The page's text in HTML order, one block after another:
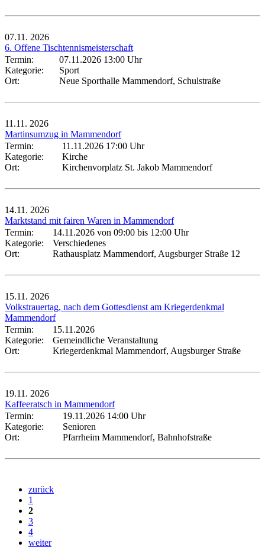
07.11. 2026
6. Offene Tischtennismeisterschaft
Termin:
07.11.2026 13:00 Uhr
Kategorie:
Sport
Ort:
Neue Sporthalle Mammendorf, Schulstraße
11.11. 2026
Martinsumzug in Mammendorf
Termin:
11.11.2026 17:00 Uhr
Kategorie:
Kirche
Ort:
Kirchenvorplatz St. Jakob Mammendorf
14.11. 2026
Marktstand mit fairen Waren in Mammendorf
Termin:
14.11.2026 von 09:00 bis 12:00 Uhr
Kategorie:
Verschiedenes
Ort:
Rathausplatz Mammendorf, Augsburger Straße 12
15.11. 2026
Volkstrauertag, nach dem Gottesdienst am Kriegerdenkmal
Mammendorf
Termin:
15.11.2026
Kategorie:
Gemeindliche Veranstaltung
Ort:
Kriegerdenkmal Mammendorf, Augsburger Straße
19.11. 2026
Kaffeeratsch in Mammendorf
Termin:
19.11.2026 14:00 Uhr
Kategorie:
Senioren
Ort:
Pfarrheim Mammendorf, Bahnhofstraße
zurück
1
2
3
4
weiter